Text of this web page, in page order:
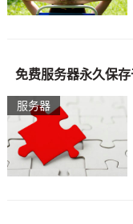
服务器